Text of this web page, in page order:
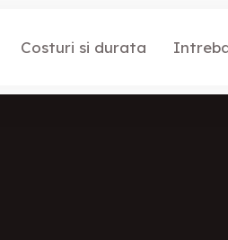
Costuri si durata